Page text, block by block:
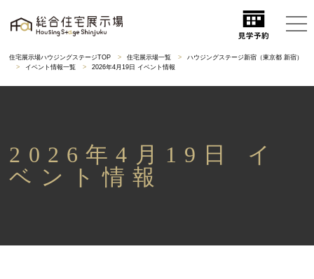
住宅展示場ハウジングステージTOP 住宅展示場一覧
ハウジングステージ新宿（東京都 新宿）
イベント情報一覧
2026年4月19日 イベント情報
2026年4月19日 イ
ベント情報